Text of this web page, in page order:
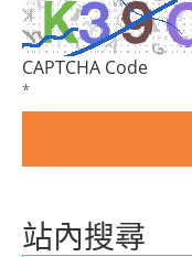
CAPTCHA Code
*
站內搜尋